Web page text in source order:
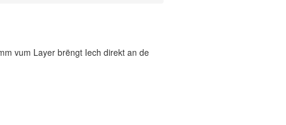
vum Layer brëngt Iech direkt an de